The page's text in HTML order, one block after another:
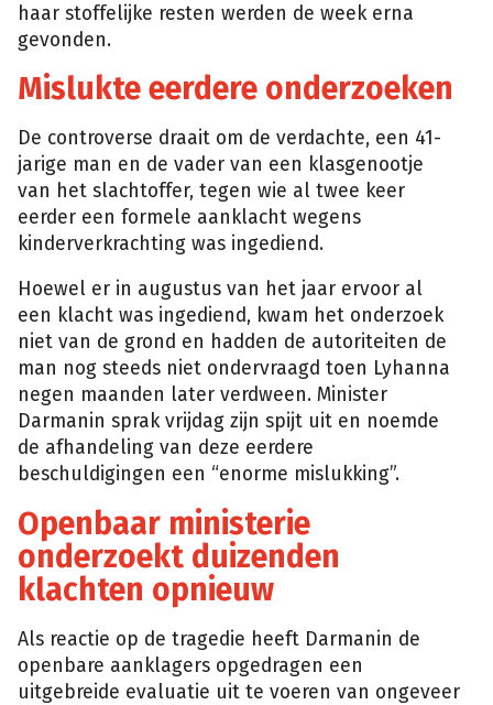
haar stoffelijke resten werden de week erna
gevonden.
Mislukte eerdere onderzoeken
De controverse draait om de verdachte, een 41-
jarige man en de vader van een klasgenootje
van het slachtoffer, tegen wie al twee keer
eerder een formele aanklacht wegens
kinderverkrachting was ingediend.
Hoewel er in augustus van het jaar ervoor al
een klacht was ingediend, kwam het onderzoek
niet van de grond en hadden de autoriteiten de
man nog steeds niet ondervraagd toen Lyhanna
negen maanden later verdween. Minister
Darmanin sprak vrijdag zijn spijt uit en noemde
de afhandeling van deze eerdere
beschuldigingen een “enorme mislukking”.
Openbaar ministerie
onderzoekt duizenden
klachten opnieuw
Als reactie op de tragedie heeft Darmanin de
openbare aanklagers opgedragen een
uitgebreide evaluatie uit te voeren van ongeveer